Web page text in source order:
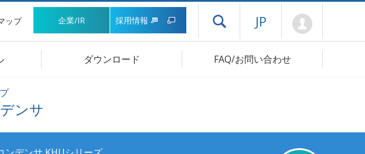
ップ 企業/IR 採用情報 ドロワーメニューを開く
JP
ダウンロード FAQ/お問い合わせ
ンサ